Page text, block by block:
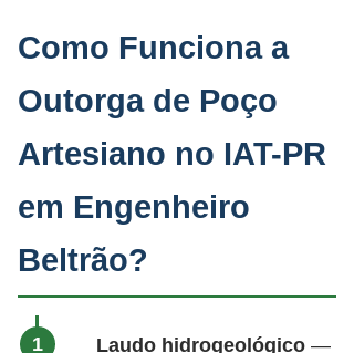
Como Funciona a
Outorga de Poço
Artesiano no IAT-PR
em Engenheiro
Beltrão?
Laudo hidrogeológico —